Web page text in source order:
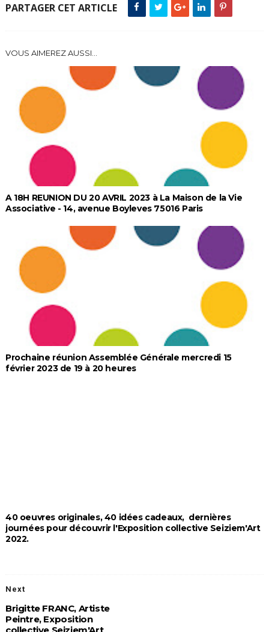
PARTAGER CET ARTICLE
VOUS AIMEREZ AUSSI...
A 18H REUNION DU 20 AVRIL 2023 à La Maison de la Vie
Associative - 14, avenue Boyleves 75016 Paris
Prochaine réunion Assemblée Générale mercredi 15
février 2023 de 19 à 20 heures
40 oeuvres originales, 40 idées cadeaux, dernières
journées pour découvrir l'Exposition collective Seiziem'Art
2022.
Next
Brigitte FRANC, Artiste
Peintre, Exposition
collective Seiziem'Art